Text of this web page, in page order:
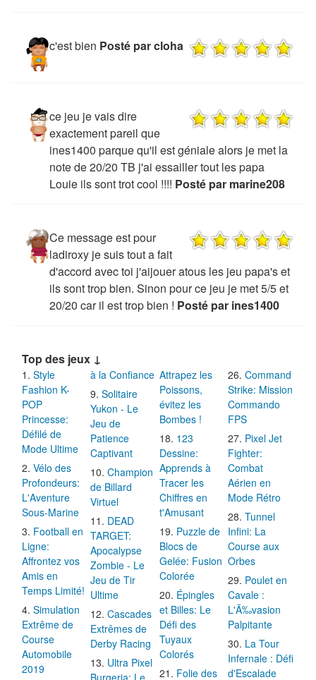
c'est bien Posté par cloha
ce jeu je vais dire
exactement pareil que
ines1400 parque qu'il est géniale alors je met la
note de 20/20 TB j'ai essailler tout les papa
Louie ils sont trot cool !!!! Posté par marine208
Ce message est pour
ladiroxy je suis tout a fait
d'accord avec toi j'aijouer atous les jeu papa's et
ils sont trop bien. Sinon pour ce jeu je met 5/5 et
20/20 car il est trop bien ! Posté par ines1400
Top des jeux ↓
Style
Fashion K-
POP
Princesse:
Défilé de
Mode Ultime
Vélo des
Profondeurs:
L'Aventure
Sous-Marine
Football en
Ligne:
Affrontez vos
Amis en
Temps Limité!
Simulation
Extrême de
Course
Automobile
2019
à la Confiance
Solitaire
Yukon - Le
Jeu de
Patience
Captivant
Champion
de Billard
Virtuel
DEAD
TARGET:
Apocalypse
Zombie - Le
Jeu de Tir
Ultime
Cascades
Extrêmes de
Derby Racing
Ultra Pixel
Burgeria: Le
Attrapez les
Poissons,
évitez les
Bombes !
123
Dessine:
Apprends à
Tracer les
Chiffres en
t'Amusant
Puzzle de
Blocs de
Gelée: Fusion
Colorée
Épingles
et Billes: Le
Défi des
Tuyaux
Colorés
Folie des
Command
Strike: Mission
Commando
FPS
Pixel Jet
Fighter:
Combat
Aérien en
Mode Rétro
Tunnel
Infini: La
Course aux
Orbes
Poulet en
Cavale :
L'Ã‰vasion
Palpitante
La Tour
Infernale : Défi
d'Escalade